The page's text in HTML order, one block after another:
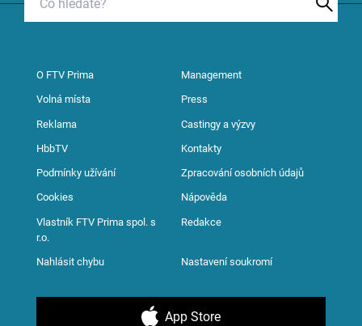
O FTV Prima Management
Volná místa Press
Reklama Castingy a výzvy
HbbTV Kontakty
Podmínky užívání Zpracování osobních údajů
Cookies Nápověda
Vlastník FTV Prima spol. s
r.o.
Redakce
Nahlásit chybu Nastavení soukromí
App Store